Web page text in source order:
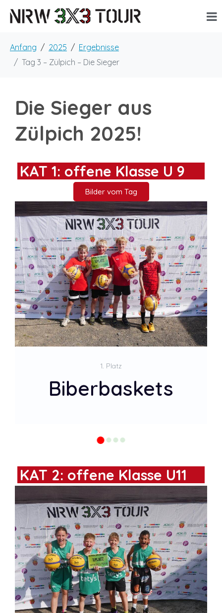
Anfang 2025
Ergebnisse
Tag 3 – Zülpich – Die Sieger
Die Sieger aus
Zülpich 2025!
KAT 1: offene Klasse U 9
Bilder vom Tag
Banana Balls
2. Platz
KAT 2: offene Klasse U11